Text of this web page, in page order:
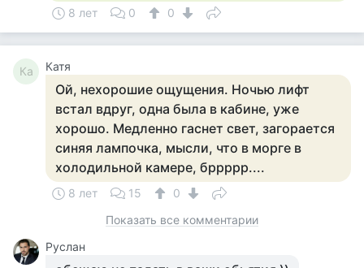
8 лет 0 0
Ка Катя
Ой, нехорошие ощущения. Ночью лифт
встал вдруг, одна была в кабине, уже
хорошо. Медленно гаснет свет, загорается
синяя лампочка, мысли, что в морге в
холодильной камере, бррррр....
8 лет 15
0
Показать все комментарии
Руслан